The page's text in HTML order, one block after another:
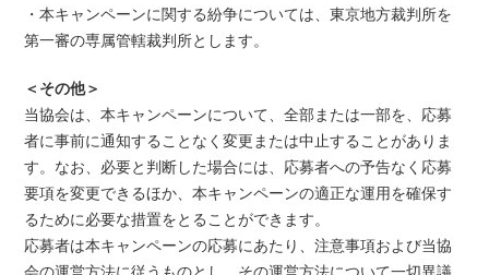
・本キャンペーンに関する紛争については、東京地方裁判所を
第一審の専属管轄裁判所とします。
＜その他＞
当協会は、本キャンペーンについて、全部または一部を、応募
者に事前に通知することなく変更または中止することがありま
す。なお、必要と判断した場合には、応募者への予告なく応募
要項を変更できるほか、本キャンペーンの適正な運用を確保す
るために必要な措置をとることができます。
応募者は本キャンペーンの応募にあたり、注意事項および当協